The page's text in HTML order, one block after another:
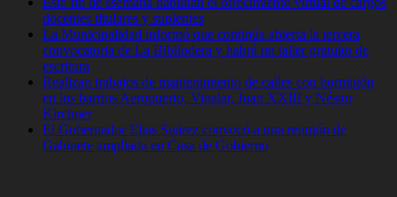
docentes titulares y suplentes
La Municipalidad informó que continúa abierta la tercera
convocatoria de La Bibliodera y habrá un taller gratuito de
escritura
Realizan trabajos de mantenimiento de calles con hormigón
en los barrios Aeropuerto, Vinalar, Juan XXIII y Néstor
Kirchner
El Gobernador Elias Suárez convocó a una reunión de
Gabinete ampliada en Casa de Gobierno